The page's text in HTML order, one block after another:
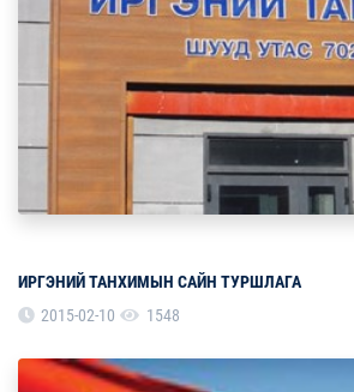
ИРГЭНИЙ ТАНХИМЫН САЙН ТУРШЛАГА
2015-02-10
1548